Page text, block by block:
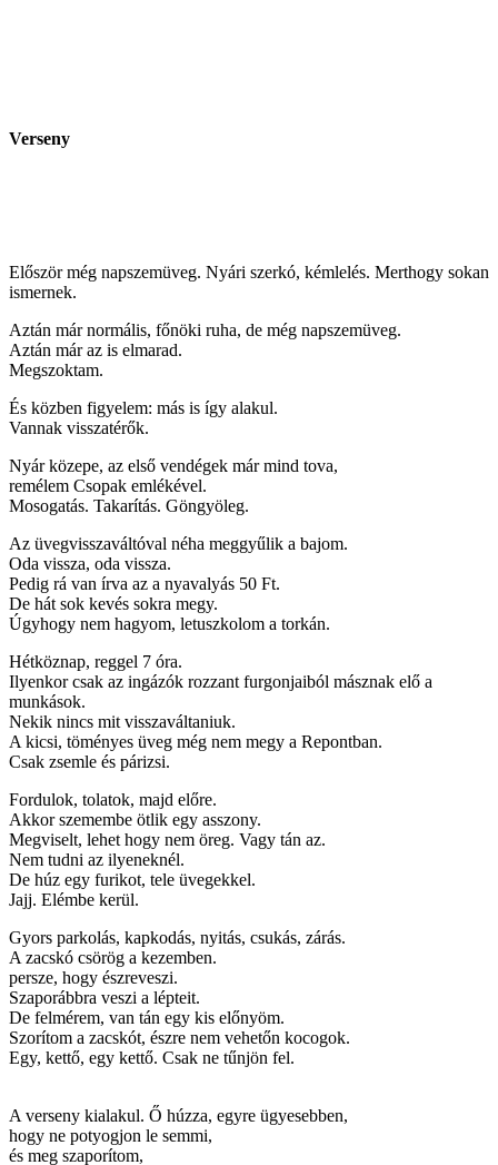
Verseny
Először még napszemüveg. Nyári szerkó, kémlelés. Merthogy sokan
ismernek.
Aztán már normális, főnöki ruha, de még napszemüveg.
Aztán már az is elmarad.
Megszoktam.
És közben figyelem: más is így alakul.
Vannak visszatérők.
Nyár közepe, az első vendégek már mind tova,
remélem Csopak emlékével.
Mosogatás. Takarítás. Göngyöleg.
Az üvegvisszaváltóval néha meggyűlik a bajom.
Oda vissza, oda vissza.
Pedig rá van írva az a nyavalyás 50 Ft.
De hát sok kevés sokra megy.
Úgyhogy nem hagyom, letuszkolom a torkán.
Hétköznap, reggel 7 óra.
Ilyenkor csak az ingázók rozzant furgonjaiból másznak elő a
munkások.
Nekik nincs mit visszaváltaniuk.
A kicsi, töményes üveg még nem megy a Repontban.
Csak zsemle és párizsi.
Fordulok, tolatok, majd előre.
Akkor szemembe ötlik egy asszony.
Megviselt, lehet hogy nem öreg. Vagy tán az.
Nem tudni az ilyeneknél.
De húz egy furikot, tele üvegekkel.
Jajj. Elémbe kerül.
Gyors parkolás, kapkodás, nyitás, csukás, zárás.
A zacskó csörög a kezemben.
persze, hogy észreveszi.
Szaporábbra veszi a lépteit.
De felmérem, van tán egy kis előnyöm.
Szorítom a zacskót, észre nem vehetőn kocogok.
Egy, kettő, egy kettő. Csak ne tűnjön fel.
A verseny kialakul. Ő húzza, egyre ügyesebben,
hogy ne potyogjon le semmi,
és meg szaporítom,